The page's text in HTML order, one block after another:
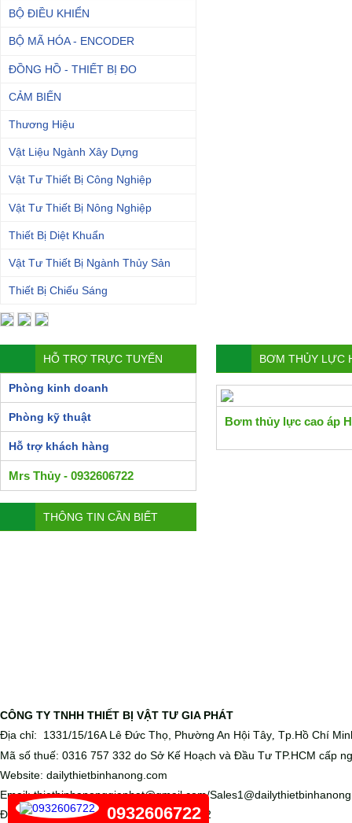
BỘ ĐIỀU KHIỂN
BỘ MÃ HÓA - ENCODER
ĐỒNG HỒ - THIẾT BỊ ĐO
CẢM BIẾN
Thương Hiệu
Vật Liệu Ngành Xây Dựng
Vật Tư Thiết Bị Công Nghiệp
Vật Tư Thiết Bị Nông Nghiệp
Thiết Bị Diệt Khuẩn
Vật Tư Thiết Bị Ngành Thủy Sản
Thiết Bị Chiếu Sáng
HỖ TRỢ TRỰC TUYẾN
Phòng kinh doanh
Phòng kỹ thuật
Hỗ trợ khách hàng
Mrs Thủy - 0932606722
THÔNG TIN CẦN BIẾT
BƠM THỦY LỰC
Bơm thủy lực cao áp
CÔNG TY TNHH THIẾT BỊ VẬT TƯ GIA PHÁT
Địa chỉ: 1331/15/16A Lê Đức Thọ, Phường An Hội Tây, Tp.Hồ Chí
Mã số thuế: 0316 757 332 do Sở Kế Hoạch và Đầu Tư TP.HCM cấp
Website: dailythietbinhanong.com
Email: thietbinhanonggiaphat@gmail.com/
Điện thoại: 028 6656 5988 - 0932 606 722
0932606722